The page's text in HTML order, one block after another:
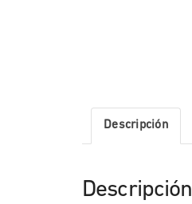
Descripción
Descripción